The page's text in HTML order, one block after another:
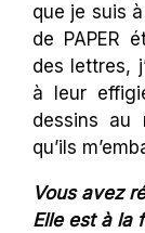
que je suis
de PAPER
des lettres,
à leur
dessins au
qu’ils
Vous avez
Elle est à la